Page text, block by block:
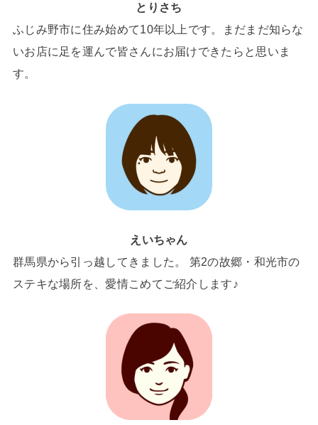
とりさち
ふじみ野市に住み始めて10年以上です。まだまだ知らな
いお店に足を運んで皆さんにお届けできたらと思いま
す。
えいちゃん
群馬県から引っ越してきました。 第2の故郷・和光市の
ステキな場所を、愛情こめてご紹介します♪